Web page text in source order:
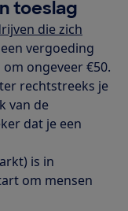
toeslag
die zich
vergoeding
ongeveer €50.
rechtstreeks je
van de
dat je een
is in
om mensen